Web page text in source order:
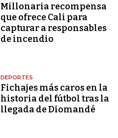
Millonaria recompensa
que ofrece Cali para
capturar a responsables
de incendio
DEPORTES
Fichajes más caros en la
historia del fútbol tras la
llegada de Diomandé